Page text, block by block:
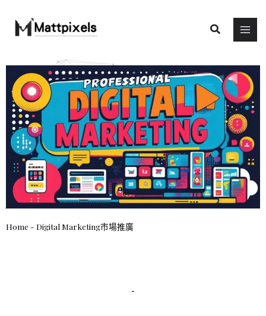
content
Search
Home - Digital Marketing市場推廣